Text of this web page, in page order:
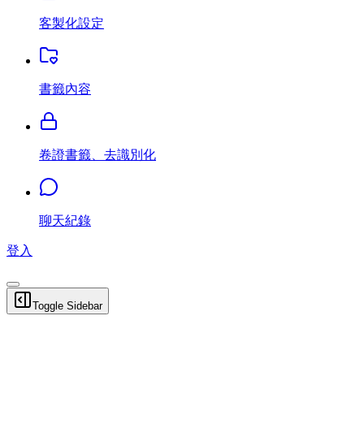
客製化設定
書籤內容
卷證書籤、去識別化
聊天紀錄
登入
Toggle Sidebar